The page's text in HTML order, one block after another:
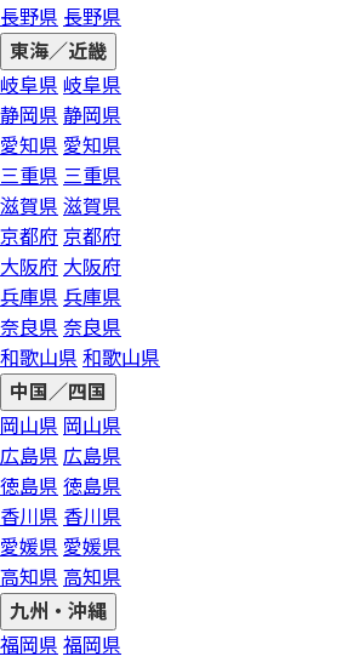
長野県 長野県
東海／近畿
岐阜県 岐阜県
静岡県 静岡県
愛知県 愛知県
三重県 三重県
滋賀県 滋賀県
京都府 京都府
大阪府 大阪府
兵庫県 兵庫県
奈良県 奈良県
和歌山県 和歌山県
中国／四国
岡山県 岡山県
広島県 広島県
徳島県 徳島県
香川県 香川県
愛媛県 愛媛県
高知県 高知県
九州・沖縄
福岡県 福岡県